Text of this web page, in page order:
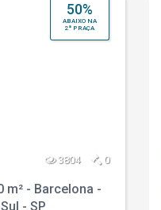
50%
ABAIXO NA
2ª PRAÇA
3804 0
m² - Barcelona -
- SP